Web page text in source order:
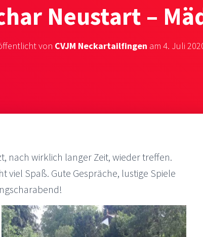
Neustart –
von CVJM Neckartailfingen am 4. Juli
nach wirklich langer Zeit, wieder treffen.
Spaß. Gute Gespräche, lustige Spiele